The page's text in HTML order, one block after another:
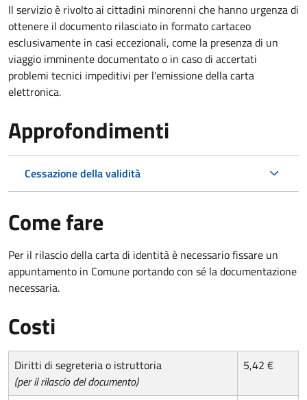
Il servizio è rivolto ai cittadini minorenni che hanno urgenza di
ottenere il documento rilasciato in formato cartaceo
esclusivamente in casi eccezionali, come la presenza di un
viaggio imminente documentato o in caso di accertati
problemi tecnici impeditivi per l'emissione della carta
elettronica.
Approfondimenti
Cessazione della validità
Come fare
Per il rilascio della carta di identità è necessario fissare un
appuntamento in Comune portando con sé la documentazione
necessaria.
Costi
Diritti di segreteria o istruttoria
(per il rilascio del documento)
5,42 €